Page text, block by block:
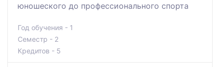
юношеского до профессионального спорта
Год обучения - 1
Семестр - 2
Кредитов - 5